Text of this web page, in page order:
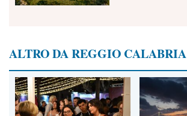
ALTRO DA REGGIO CALABRIA